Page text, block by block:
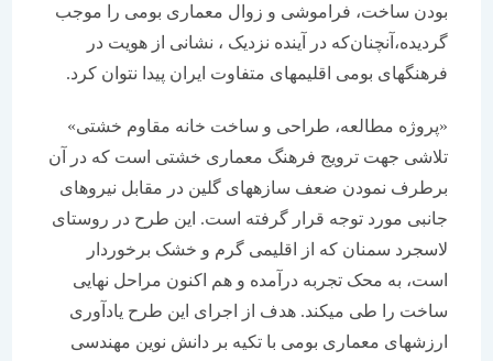
بودن ساخت، فراموشی و زوال معماری بومی را موجب
گردیده،آنچنان‌که در آینده نزدیک ، نشانی از هویت در
فرهنگ­های بومی اقلیم­های متفاوت ایران پیدا نتوان کرد.
«پروژه مطالعه، طراحی و ساخت خانه مقاوم خشتی»
تلاشی جهت ترویج فرهنگ معماری خشتی است که در آن
برطرف نمودن ضعف سازه­های گلین در مقابل نیروهای
جانبی مورد توجه قرار گرفته است. این طرح در روستای
لاسجرد سمنان که از اقلیمی گرم و خشک برخوردار
است، به محک تجربه درآمده و هم اکنون مراحل نهایی
ساخت را طی می­کند. هدف از اجرای این طرح یادآوری
ارزش­های معماری بومی با تکیه بر دانش نوین مهندسی